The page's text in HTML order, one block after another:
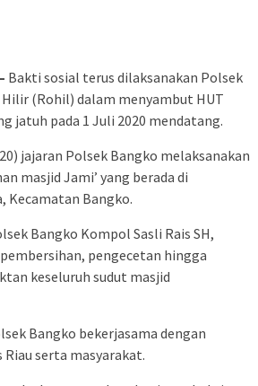
Bakti sosial terus dilaksanakan Polsek
(Rohil) dalam menyambut HUT
jatuh pada 1 Juli 2020 mendatang.
jajaran Polsek Bangko melaksanakan
masjid Jami’ yang berada di
Kecamatan Bangko.
Bangko Kompol Sasli Rais SH,
pengecetan hingga
keseluruh sudut masjid
Bangko bekerjasama dengan
serta masyarakat.